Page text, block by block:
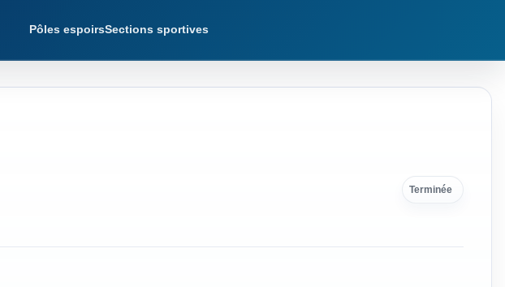
Foot
Pôles espoirsSections sportives
Terminée